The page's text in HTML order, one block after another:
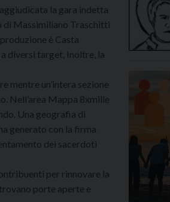
la gara indetta
di Massimiliano Traschitti
è Casta
diversi target, Inoltre, la
mentre un’intera sezione
Nell’area Mappa 8xmille
Una geografia di
generato con la firma
dei sacerdoti
per rinnovare la
porte aperte e